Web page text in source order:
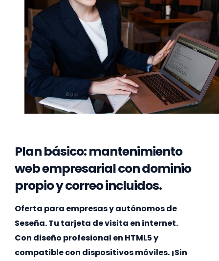
Plan básico: mantenimiento
web empresarial con dominio
propio y correo incluidos.
Oferta para empresas y autónomos de
Seseña. Tu tarjeta de visita en internet.
Con diseño profesional en HTML5 y
compatible con dispositivos móviles. ¡Sin